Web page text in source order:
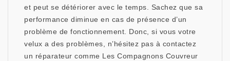
et peut se détériorer avec le temps. Sachez que sa
performance diminue en cas de présence d’un
problème de fonctionnement. Donc, si vous votre
velux a des problèmes, n’hésitez pas à contactez
un réparateur comme Les Compagnons Couvreur